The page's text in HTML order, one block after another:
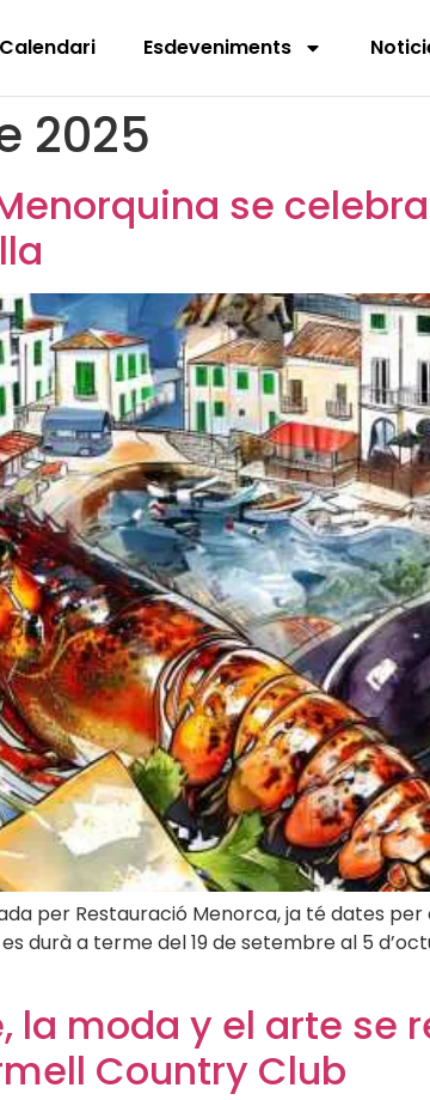
Calendari Esdeveniments
2025
se
per Restauració Menorca, ja té dates per
durà a terme del 19 de setembre al 5
la moda y el arte se
Country Club